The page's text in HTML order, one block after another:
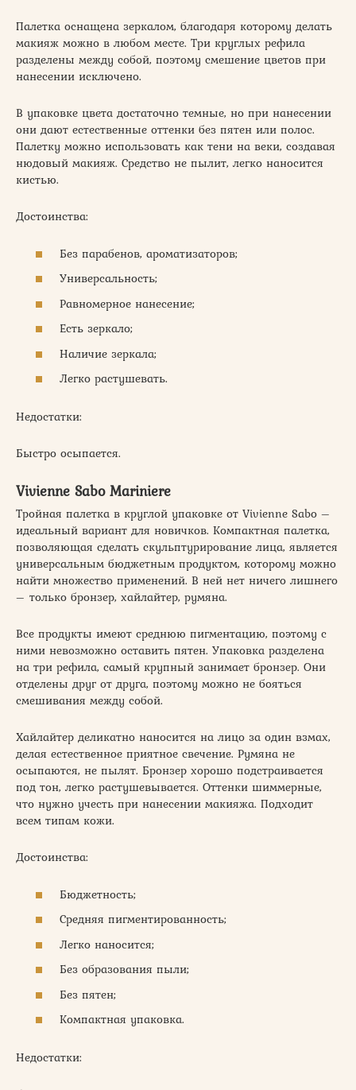
Палетка оснащена зеркалом, благодаря которому делать
макияж можно в любом месте. Три круглых рефила
разделены между собой, поэтому смешение цветов при
нанесении исключено.
В упаковке цвета достаточно темные, но при нанесении
они дают естественные оттенки без пятен или полос.
Палетку можно использовать как тени на веки, создавая
нюдовый макияж. Средство не пылит, легко наносится
кистью.
Достоинства:
Без парабенов, ароматизаторов;
Универсальность;
Равномерное нанесение;
Есть зеркало;
Наличие зеркала;
Легко растушевать.
Недостатки:
Быстро осыпается.
Vivienne Sabo Mariniere
Тройная палетка в круглой упаковке от Vivienne Sabo –
идеальный вариант для новичков. Компактная палетка,
позволяющая сделать скульптурирование лица, является
универсальным бюджетным продуктом, которому можно
найти множество применений. В ней нет ничего лишнего
– только бронзер, хайлайтер, румяна.
Все продукты имеют среднюю пигментацию, поэтому с
ними невозможно оставить пятен. Упаковка разделена
на три рефила, самый крупный занимает бронзер. Они
отделены друг от друга, поэтому можно не бояться
смешивания между собой.
Хайлайтер деликатно наносится на лицо за один взмах,
делая естественное приятное свечение. Румяна не
осыпаются, не пылят. Бронзер хорошо подстраивается
под тон, легко растушевывается. Оттенки шиммерные,
что нужно учесть при нанесении макияжа. Подходит
всем типам кожи.
Достоинства:
Бюджетность;
Средняя пигментированность;
Легко наносится;
Без образования пыли;
Без пятен;
Компактная упаковка.
Недостатки: